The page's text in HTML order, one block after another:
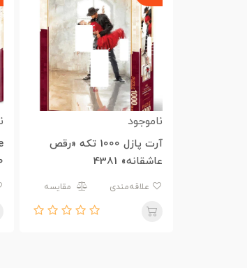
ناموجود
آرت پازل 1000 تکه «رقص
عاشقانه» 4381
مقایسه